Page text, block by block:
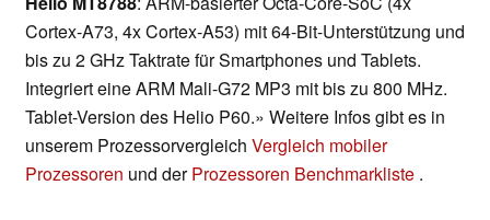
Cortex-A73, 4x Cortex-A53) mit 64-Bit-Unterstützung und
bis zu 2 GHz Taktrate für Smartphones und Tablets.
Integriert eine ARM Mali-G72 MP3 mit bis zu 800 MHz.
Tablet-Version des Helio P60.» Weitere Infos gibt es in
unserem Prozessorvergleich Vergleich mobiler
Prozessoren und derProzessoren Benchmarkliste .